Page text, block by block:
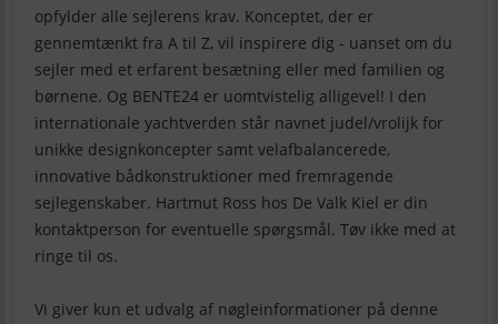
opfylder alle sejlerens krav. Konceptet, der er
gennemtænkt fra A til Z, vil inspirere dig - uanset om du
sejler med et erfarent besætning eller med familien og
børnene. Og BENTE24 er uomtvistelig alligevel! I den
internationale yachtverden står navnet judel/vrolijk for
unikke designkoncepter samt velafbalancerede,
innovative bådkonstruktioner med fremragende
sejlegenskaber. Hartmut Ross hos De Valk Kiel er din
kontaktperson for eventuelle spørgsmål. Tøv ikke med at
ringe til os.
Vi giver kun et udvalg af nøgleinformationer på denne